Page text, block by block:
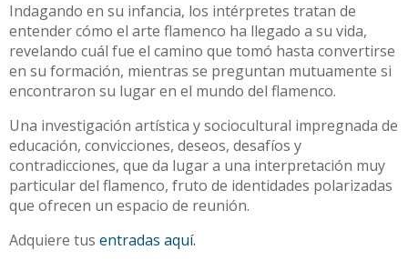
Indagando en su infancia, los intérpretes tratan de
entender cómo el arte flamenco ha llegado a su vida,
revelando cuál fue el camino que tomó hasta convertirse
en su formación, mientras se preguntan mutuamente si
encontraron su lugar en el mundo del flamenco.
Una investigación artística y sociocultural impregnada de
educación, convicciones, deseos, desafíos y
contradicciones, que da lugar a una interpretación muy
particular del flamenco, fruto de identidades polarizadas
que ofrecen un espacio de reunión.
Adquiere tus entradas aquí.